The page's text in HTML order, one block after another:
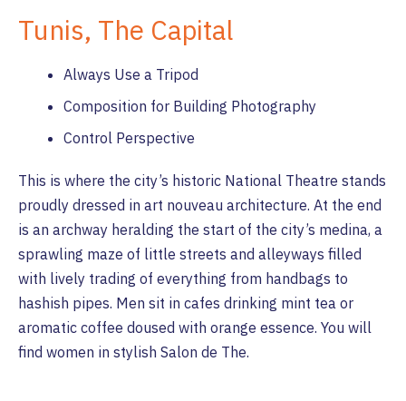
Tunis, The Capital
Always Use a Tripod
Composition for Building Photography
Control Perspective
This is where the city’s historic National Theatre stands
proudly dressed in art nouveau architecture. At the end
is an archway heralding the start of the city’s medina, a
sprawling maze of little streets and alleyways filled
with lively trading of everything from handbags to
hashish pipes. Men sit in cafes drinking mint tea or
aromatic coffee doused with orange essence. You will
find women in stylish Salon de The.